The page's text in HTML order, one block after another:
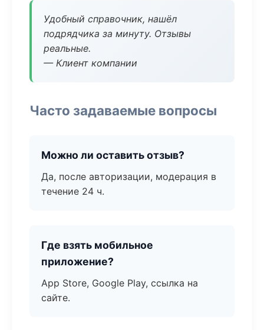
Удобный справочник, нашёл
подрядчика за минуту. Отзывы
реальные.
— Клиент компании
Часто задаваемые вопросы
Можно ли оставить отзыв?
Да, после авторизации, модерация в
течение 24 ч.
Где взять мобильное
приложение?
App Store, Google Play, ссылка на
сайте.